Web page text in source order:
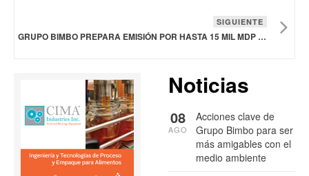
SIGUIENTE
GRUPO BIMBO PREPARA EMISIÓN POR HASTA 15 MIL MDP EN LA BOLSA MEXICANA DE VALORES
Noticias
Acciones clave de
Grupo Bimbo para ser
más amigables con el
medio ambiente
08
AGO